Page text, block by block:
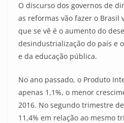
O discurso dos governos de
as reformas vão fazer o Brasil
que se vê é o aumento do
desindustrialização do país e
e da educação pública.
No ano passado, o Produto
apenas 1,1%, o menor
2016. No segundo trimestre
11,4% em relação ao mesmo